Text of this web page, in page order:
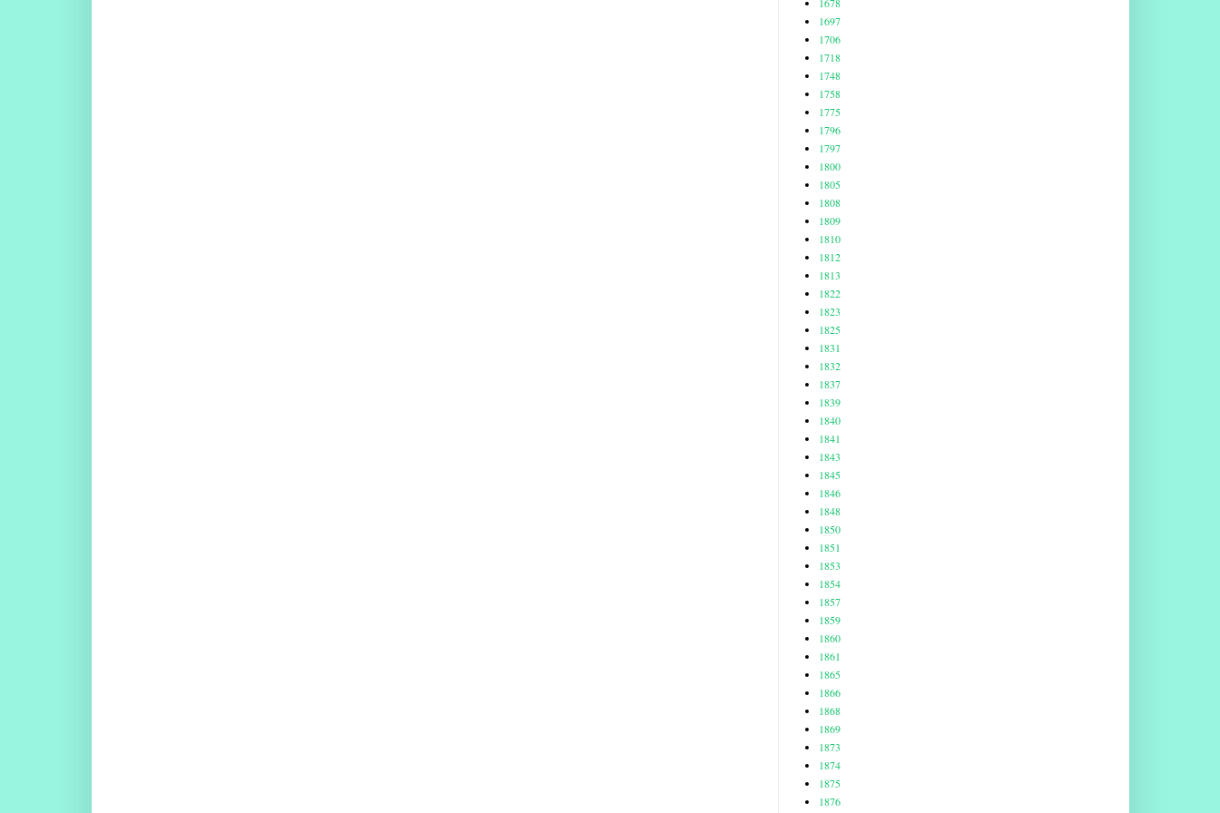
1697
1706
1718
1748
1758
1775
1796
1797
1800
1805
1808
1809
1810
1812
1813
1822
1823
1825
1831
1832
1837
1839
1840
1841
1843
1845
1846
1848
1850
1851
1853
1854
1857
1859
1860
1861
1865
1866
1868
1869
1873
1874
1875
1876